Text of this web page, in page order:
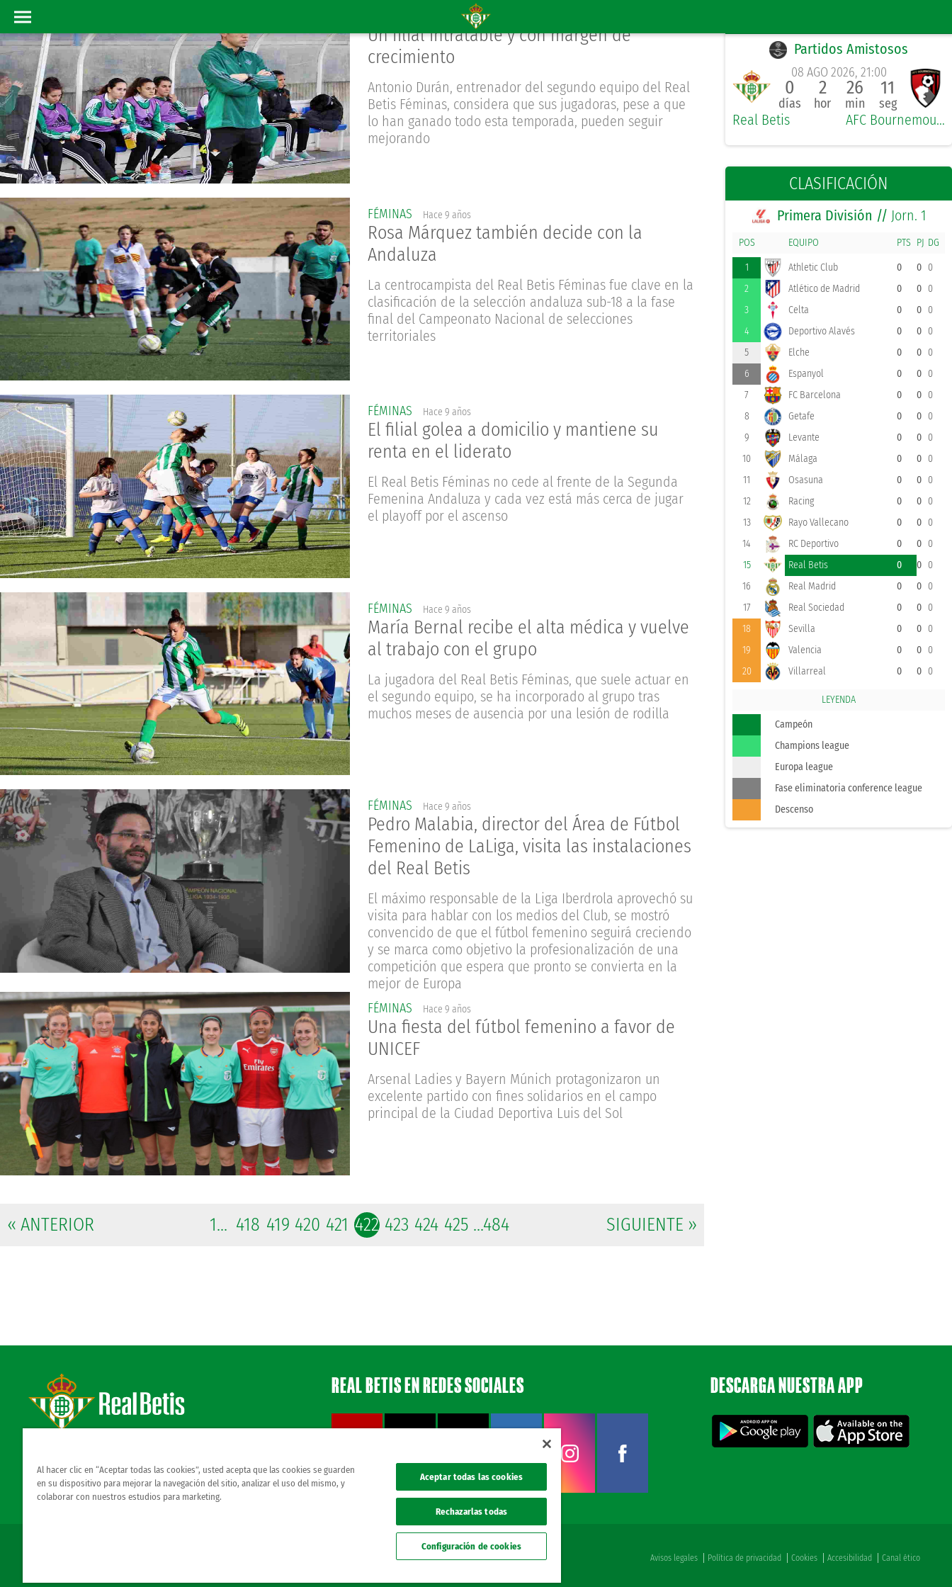
Partidos Amistosos
Real Betis
08 AGO 2026, 21:00
0
días
2
hor
26
min
11
seg
AFC Bournemouth
CLASIFICACIÓN
Primera División // Jorn. 1
POS EQUIPO PTS PJ DG
1 Athletic Club 0 0 0
2
Atlético de Madrid 0 0 0
3
Celta 0 0 0
4
Deportivo Alavés 0 0 0
5
Elche 0 0 0
6
Espanyol 0 0 0
7
FC Barcelona 0 0 0
8
Getafe 0 0 0
9
Levante 0 0 0
10
Málaga 0 0 0
11
Osasuna 0 0 0
12
Racing 0 0 0
13
Rayo Vallecano 0 0 0
14
RC Deportivo 0 0 0
15
Real Betis 0 0 0
16
Real Madrid 0 0 0
17
Real Sociedad 0 0 0
18
Sevilla 0 0 0
19
Valencia 0 0 0
20
Villarreal 0 0 0
LEYENDA
Campeón
Champions league
Europa league
Fase eliminatoria conference league
Descenso
Hace 9 años
Un filial intratable y con margen de
crecimiento
Antonio Durán, entrenador del segundo equipo del Real
Betis Féminas, considera que sus jugadoras, pese a que
lo han ganado todo esta temporada, pueden seguir
mejorando
FÉMINAS Hace 9 años
Rosa Márquez también decide con la
Andaluza
La centrocampista del Real Betis Féminas fue clave en la
clasificación de la selección andaluza sub-18 a la fase
final del Campeonato Nacional de selecciones
territoriales
FÉMINAS Hace 9 años
El filial golea a domicilio y mantiene su
renta en el liderato
El Real Betis Féminas no cede al frente de la Segunda
Femenina Andaluza y cada vez está más cerca de jugar
el playoff por el ascenso
FÉMINAS Hace 9 años
María Bernal recibe el alta médica y vuelve
al trabajo con el grupo
La jugadora del Real Betis Féminas, que suele actuar en
el segundo equipo, se ha incorporado al grupo tras
muchos meses de ausencia por una lesión de rodilla
FÉMINAS Hace 9 años
Pedro Malabia, director del Área de Fútbol
Femenino de LaLiga, visita las instalaciones
del Real Betis
El máximo responsable de la Liga Iberdrola aprovechó su
visita para hablar con los medios del Club, se mostró
convencido de que el fútbol femenino seguirá creciendo
y se marca como objetivo la profesionalización de una
competición que espera que pronto se convierta en la
mejor de Europa
FÉMINAS Hace 9 años
Una fiesta del fútbol femenino a favor de
UNICEF
Arsenal Ladies y Bayern Múnich protagonizaron un
excelente partido con fines solidarios en el campo
principal de la Ciudad Deportiva Luis del Sol
« ANTERIOR SIGUIENTE »
1... 418 419 420 421 422 423 424 425 ...484
REAL BETIS EN REDES SOCIALES DESCARGA NUESTRA APP
esta página web es la única oficial del real betis balompie. todos los derechos reservados. Avisos legales Política de privacidad Cookies Accesibilidad Canal ético
Al hacer clic en “Aceptar todas las cookies”, usted acepta que las cookies se guarden
en su dispositivo para mejorar la navegación del sitio, analizar el uso del mismo, y
colaborar con nuestros estudios para marketing.
Aceptar todas las cookies
Rechazarlas todas
Configuración de cookies